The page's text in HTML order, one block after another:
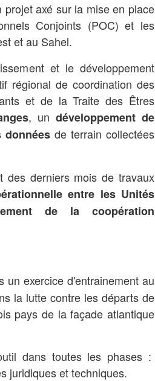
axé sur la mise en place
Conjoints (POC) et les
et au Sahel.
et le développement
régional de coordination des
et de la Traite des Êtres
, un développement de
donnéesde terrain collectées
des derniers mois de travaux
entre les Unités
de la coopération
exercice d'entrainement au
la lutte contre les départs de
pays de la façade atlantique
dans toutes les phases :
juridiques et techniques.